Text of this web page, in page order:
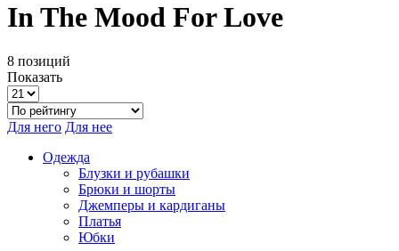
In The Mood For Love
8 позиций
Показать
Для него Для нее
Одежда
Блузки и рубашки
Брюки и шорты
Джемперы и кардиганы
Платья
Юбки